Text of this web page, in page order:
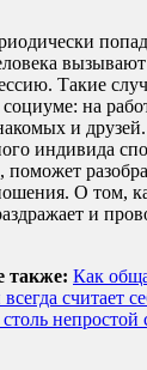
Такие
на
и
индивида
О том,
и
также: Как
считает
столь непростой